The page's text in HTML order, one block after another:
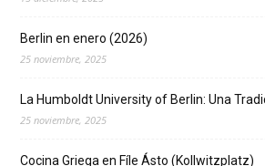
Berlin en enero (2026)
25 noviembre, 2025
La Humboldt University of Berlin: Una
25 noviembre, 2025
Cocina Griega en Fíle Ásto (Kollwitzplatz)